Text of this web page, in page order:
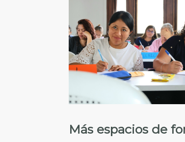
Más espacios de